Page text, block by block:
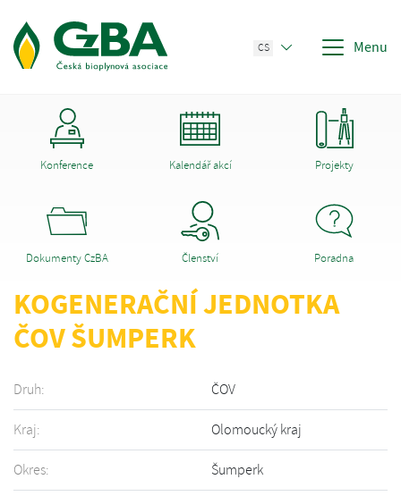
CS Menu
Konference Kalendář akcí Projekty
Dokumenty CzBA Členství Poradna
KOGENERAČNÍ JEDNOTKA
ČOV ŠUMPERK
Druh: ČOV
Kraj: Olomoucký kraj
Okres: Šumperk